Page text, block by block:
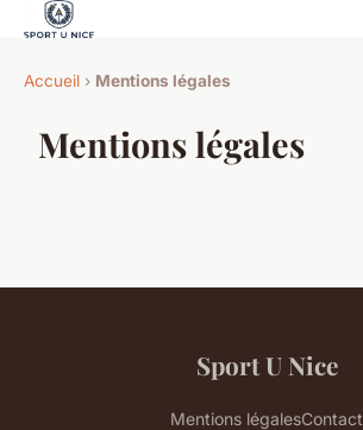
Accueil › Mentions légales
Mentions légales
Sport U Nice
Mentions légalesContact